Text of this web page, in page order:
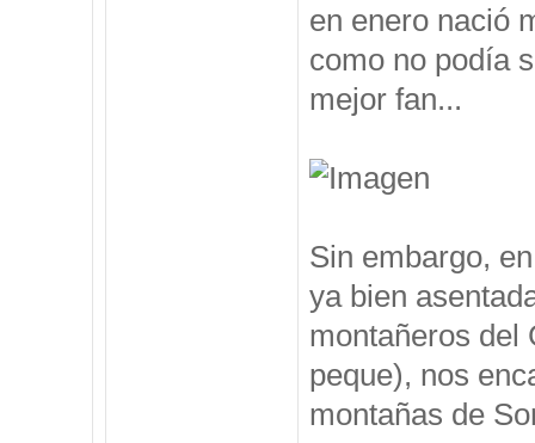
en enero nació
como no podía
mejor fan...
Sin embargo,
ya bien
montañeros del
peque), nos
montañas de